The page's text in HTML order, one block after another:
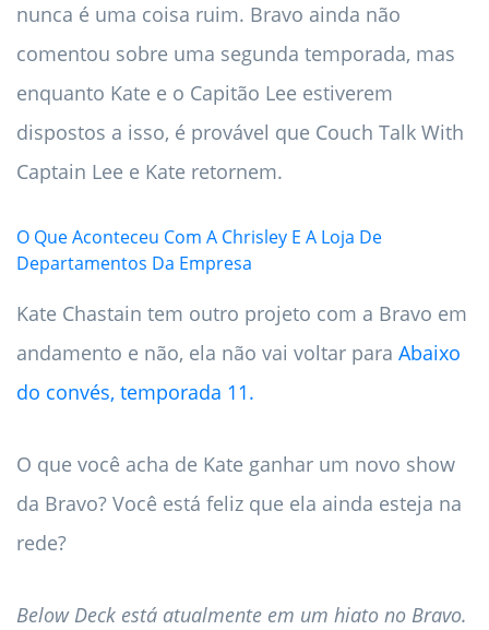
nunca é uma coisa ruim. Bravo ainda não
comentou sobre uma segunda temporada, mas
enquanto Kate e o Capitão Lee estiverem
dispostos a isso, é provável que Couch Talk With
Captain Lee e Kate retornem.
O Que Aconteceu Com A Chrisley E A Loja De
Departamentos Da Empresa
Kate Chastain tem outro projeto com a Bravo em
andamento e não, ela não vai voltar para Abaixo
do convés, temporada 11.
O que você acha de Kate ganhar um novo show
da Bravo? Você está feliz que ela ainda esteja na
rede?
Below Deck está atualmente em um hiato no Bravo.